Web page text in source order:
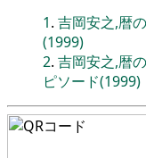
1. 吉岡安之,暦
(1999)
2. 吉岡安之,暦
ピソード(1999)